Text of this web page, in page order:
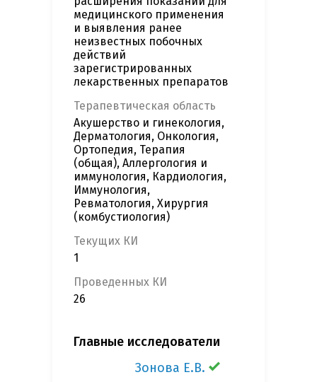
медицинского применения
и выявления ранее
неизвестных побочных
действий
зарегистрированных
лекарственных препаратов
Терапевтическая область
Акушерство и гинекология,
Дерматология, Онкология,
Ортопедия, Терапия
(общая), Аллергология и
иммунология, Кардиология,
Иммунология,
Ревматология, Хирургия
(комбустиология)
Текущих КИ
1
Проведенных КИ
26
Главные исследователи
Зонова Е.В.